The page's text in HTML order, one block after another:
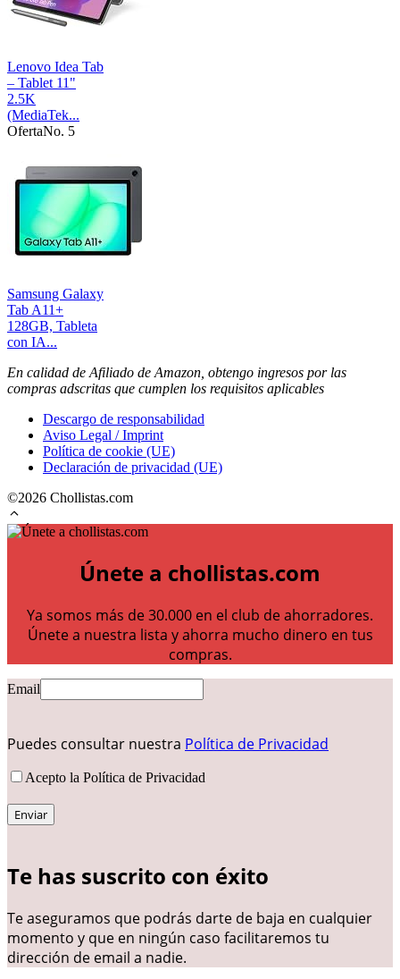
Lenovo Idea Tab
– Tablet 11"
2.5K
(MediaTek...
OfertaNo. 5
Samsung Galaxy
Tab A11+
128GB, Tableta
con IA...
En calidad de Afiliado de Amazon, obtengo ingresos por las
compras adscritas que cumplen los requisitos aplicables
Descargo de responsabilidad
Aviso Legal / Imprint
Política de cookie (UE)
Declaración de privacidad (UE)
©2026 Chollistas.com
Únete a chollistas.com
Ya somos más de 30.000 en el club de ahorradores.
Únete a nuestra lista y ahorra mucho dinero en tus
compras.
Email
Puedes consultar nuestra Política de Privacidad
Acepto la Política de Privacidad
Te has suscrito con éxito
Te aseguramos que podrás darte de baja en cualquier
momento y que en ningún caso facilitaremos tu
dirección de email a nadie.